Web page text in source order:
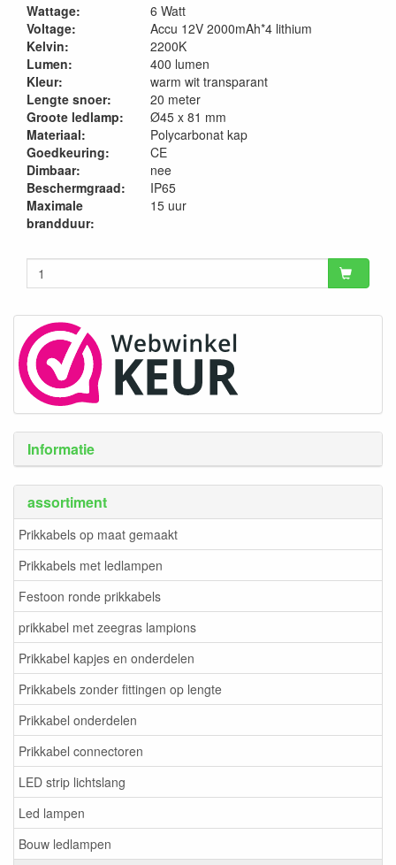
Informatie
assortiment
Prikkabels op maat gemaakt
Prikkabels met ledlampen
Festoon ronde prikkabels
prikkabel met zeegras lampions
Prikkabel kapjes en onderdelen
Prikkabels zonder fittingen op lengte
Prikkabel onderdelen
Prikkabel connectoren
LED strip lichtslang
Led lampen
Bouw ledlampen
Wattage:
6 Watt
Voltage:
Accu 12V 2000mAh*4 lithium
Kelvin:
Lumen:
2200K
400 lumen
Kleur:
warm wit transparant
Lengte snoer:
20 meter
Groote ledlamp:
Ø45 x 81 mm
Materiaal:
Polycarbonat kap
Goedkeuring:
CE
Dimbaar:
nee
Beschermgraad:
IP65
Maximale
brandduur:
15 uur